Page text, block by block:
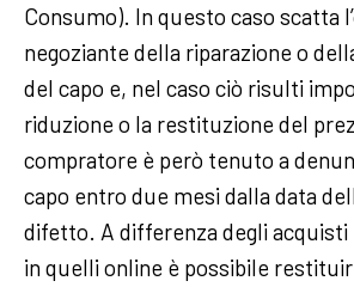
Consumo). In questo caso scatta
negoziante della riparazione o
del capo e, nel caso ciò risulti
riduzione o la restituzione del
compratore è però tenuto a
capo entro due mesi dalla data
difetto. A differenza degli acquisti
in quelli online è possibile